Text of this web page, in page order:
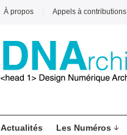
À propos Appels à contributions
Actualités Les Numéros